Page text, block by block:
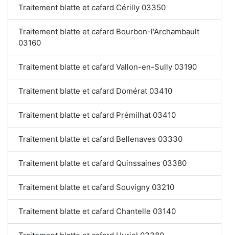
Traitement blatte et cafard Cérilly 03350
Traitement blatte et cafard Bourbon-l'Archambault
03160
Traitement blatte et cafard Vallon-en-Sully 03190
Traitement blatte et cafard Domérat 03410
Traitement blatte et cafard Prémilhat 03410
Traitement blatte et cafard Bellenaves 03330
Traitement blatte et cafard Quinssaines 03380
Traitement blatte et cafard Souvigny 03210
Traitement blatte et cafard Chantelle 03140